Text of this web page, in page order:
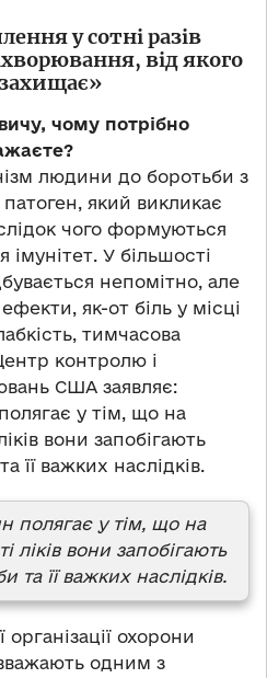
у сотні разів
від якого
чому потрібно
людини до боротьби з
який викликає
чого формуються
імунітет. У більшості
непомітно, але
як-от біль у місці
тимчасова
контролю і
США заявляє:
у тім, що на
вони запобігають
її важких наслідків.
полягає у тім, що на
ліків вони запобігають
її важких наслідків.
охорони
одним з